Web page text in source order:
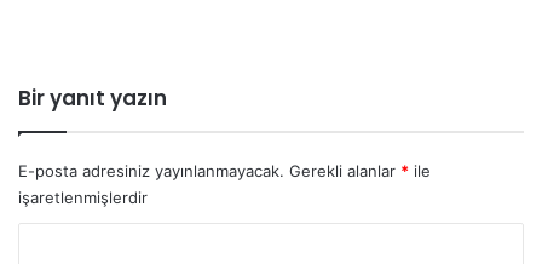
Bir yanıt yazın
E-posta adresiniz yayınlanmayacak. Gerekli alanlar * ile
işaretlenmişlerdir